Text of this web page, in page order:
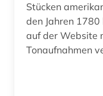
französisch (1)
Stücken
den Jahren
auf der Website
Tonaufnahmen